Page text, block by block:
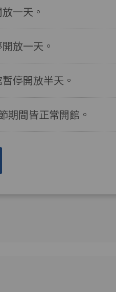
一天。
放一天。
停開放半天。
期間皆正常開館。